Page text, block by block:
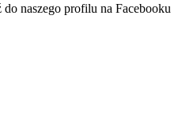
się w nowej karcie
do naszego profilu na Facebooku